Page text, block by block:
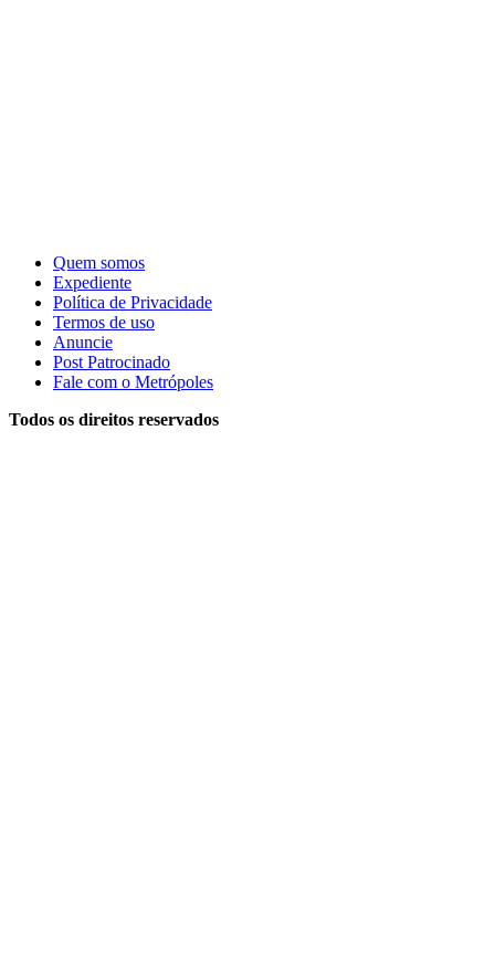
Quem somos
Expediente
Política de Privacidade
Termos de uso
Anuncie
Post Patrocinado
Fale com o Metrópoles
Todos os direitos reservados